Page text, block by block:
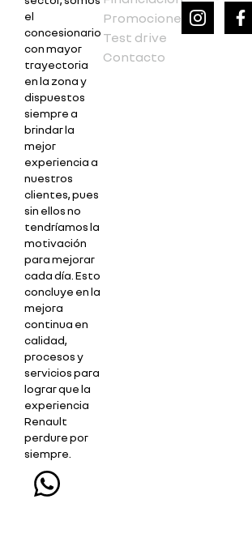
el
concesionario
con mayor
trayectoria
en la zona y
dispuestos
siempre a
brindar la
mejor
experiencia a
nuestros
clientes, pues
sin ellos no
tendríamos la
motivación
para mejorar
cada día. Esto
concluye en la
mejora
continua en
calidad,
procesos y
servicios para
lograr que la
experiencia
Renault
perdure por
siempre.
Promociones
Test drive
Contacto